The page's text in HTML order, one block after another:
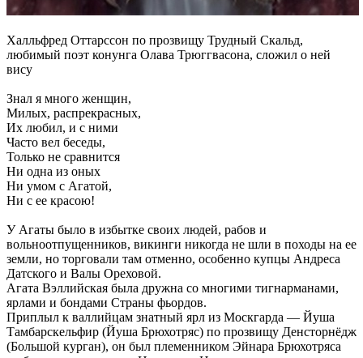
Халльфред Оттарссон по прозвищу Трудный Скальд,
любимый поэт конунга Олава Трюггвасона, сложил о ней
вису
Знал я много женщин,
Милых, распрекрасных,
Их любил, и с ними
Часто вел беседы,
Только не сравнится
Ни одна из оных
Ни умом с Агатой,
Ни с ее красою!
У Агаты было в избытке своих людей, рабов и
вольноотпущенников, викинги никогда не шли в походы на ее
земли, но торговали там отменно, особенно купцы Андреса
Датского и Валы Ореховой.
Агата Вэллийская была дружна со многими тигнарманами,
ярлами и бондами Страны фьордов.
Приплыл к валлийцам знатный ярл из Москгарда — Йуша
Тамбарскельфир (Йуша Брюхотряс) по прозвищу Денсторнёдж
(Большой курган), он был племенником Эйнара Брюхотряса